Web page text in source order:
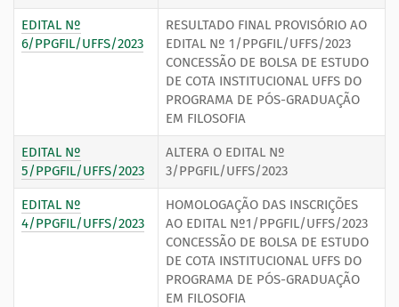
EDITAL Nº
6/PPGFIL/UFFS/2023
RESULTADO FINAL PROVISÓRIO AO
EDITAL Nº 1/PPGFIL/UFFS/2023
CONCESSÃO DE BOLSA DE ESTUDO
DE COTA INSTITUCIONAL UFFS DO
PROGRAMA DE PÓS-GRADUAÇÃO
EM FILOSOFIA
EDITAL Nº
5/PPGFIL/UFFS/2023
ALTERA O EDITAL Nº
3/PPGFIL/UFFS/2023
EDITAL Nº
4/PPGFIL/UFFS/2023
HOMOLOGAÇÃO DAS INSCRIÇÕES
AO EDITAL Nº1/PPGFIL/UFFS/2023
CONCESSÃO DE BOLSA DE ESTUDO
DE COTA INSTITUCIONAL UFFS DO
PROGRAMA DE PÓS-GRADUAÇÃO
EM FILOSOFIA